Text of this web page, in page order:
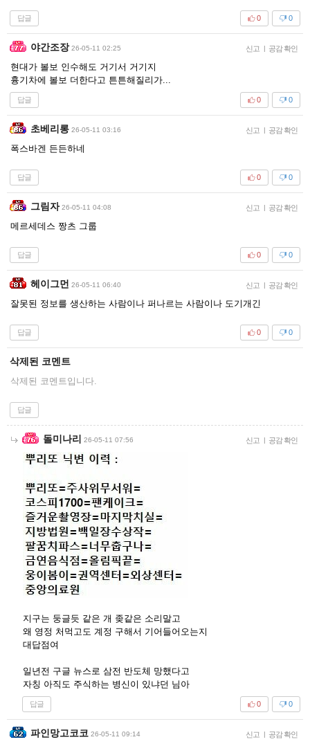
답글 0
0
야간조장 26-05-11 02:25 신고 | 공감 확인
현대가 볼보 인수해도 거기서 거기지
흉기차에 볼보 더한다고 튼튼해질리가...
답글 0
0
초베리롱 26-05-11 03:16 신고 | 공감 확인
폭스바겐 든든하네
답글 0
0
그림자 26-05-11 04:08 신고 | 공감 확인
메르세데스 짱츠 그룹
답글 0
0
헤이그먼 26-05-11 06:40 신고 | 공감 확인
잘못된 정보를 생산하는 사람이나 퍼나르는 사람이나 도기개긴
답글 0
0
삭제된 코멘트
삭제된 코멘트입니다.
답글
돌미나리 26-05-11 07:56 신고 | 공감 확인
지구는 둥글듯 같은 개 좆같은 소리말고
왜 영정 처먹고도 계정 구해서 기어들어오는지
대답점여
일년전 구글 뉴스로 삼전 반도체 망했다고
자칭 아직도 주식하는 병신이 있냐던 님아
답글 0
0
파인망고코코 26-05-11 09:14 신고 | 공감 확인